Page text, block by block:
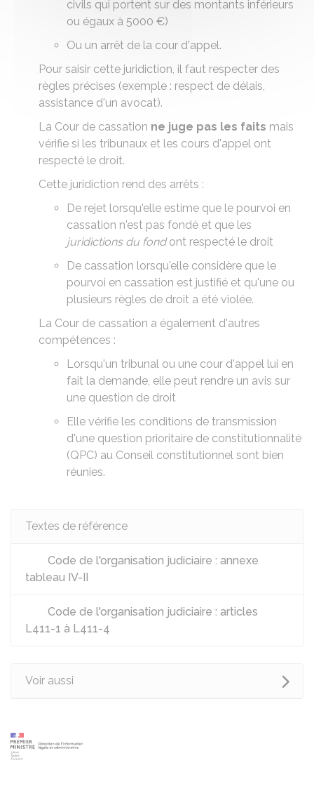
civils qui portent sur des montants inférieurs
ou égaux à 5000 €)
Ou un arrêt de la cour d'appel.
Pour saisir cette juridiction, il faut respecter des
règles précises (exemple : respect de délais,
assistance d'un avocat).
La Cour de cassation ne juge pas les faits mais
vérifie si les tribunaux et les cours d'appel ont
respecté le droit.
Cette juridiction rend des arrêts :
De rejet lorsqu'elle estime que le pourvoi en
cassation n'est pas fondé et que les
juridictions du fondont respecté le droit
De cassation lorsqu'elle considère que le
pourvoi en cassation est justifié et qu'une ou
plusieurs règles de droit a été violée.
La Cour de cassation a également d'autres
compétences :
Lorsqu'un tribunal ou une cour d'appel lui en
fait la demande, elle peut rendre un avis sur
une question de droit
Elle vérifie les conditions de transmission
d'une question prioritaire de constitutionnalité
(QPC) au Conseil constitutionnel sont bien
réunies.
Textes de référence
Code de l'organisation judiciaire : annexe
tableau IV-II
Code de l'organisation judiciaire : articles
L411-1 à L411-4
Voir aussi